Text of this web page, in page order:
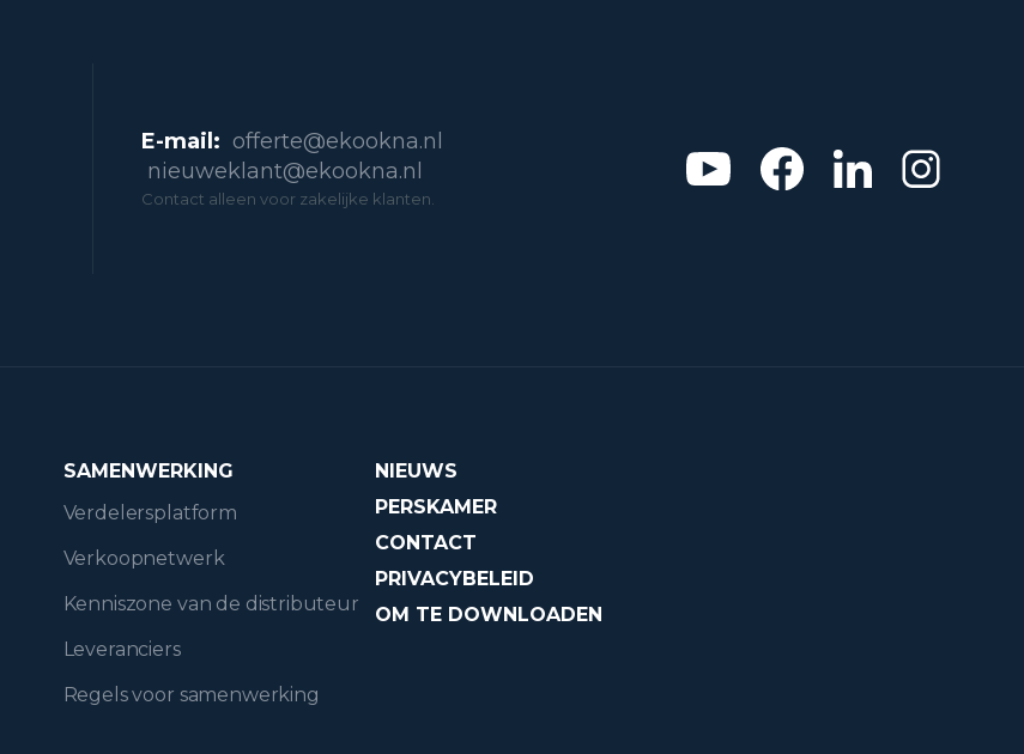
E-mail: offerte@ekookna.nl
nieuweklant@ekookna.nl
Contact alleen voor zakelijke klanten.
SAMENWERKING
Verdelersplatform
Verkoopnetwerk
Kenniszone van de distributeur
Leveranciers
Regels voor samenwerking
NIEUWS
PERSKAMER
CONTACT
PRIVACYBELEID
OM TE DOWNLOADEN